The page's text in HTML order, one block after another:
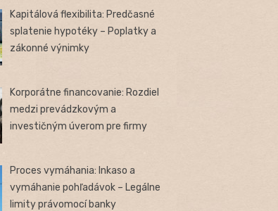
Kapitálová flexibilita: Predčasné
splatenie hypotéky – Poplatky a
zákonné výnimky
Korporátne financovanie: Rozdiel
medzi prevádzkovým a
investičným úverom pre firmy
Proces vymáhania: Inkaso a
vymáhanie pohľadávok – Legálne
limity právomocí banky